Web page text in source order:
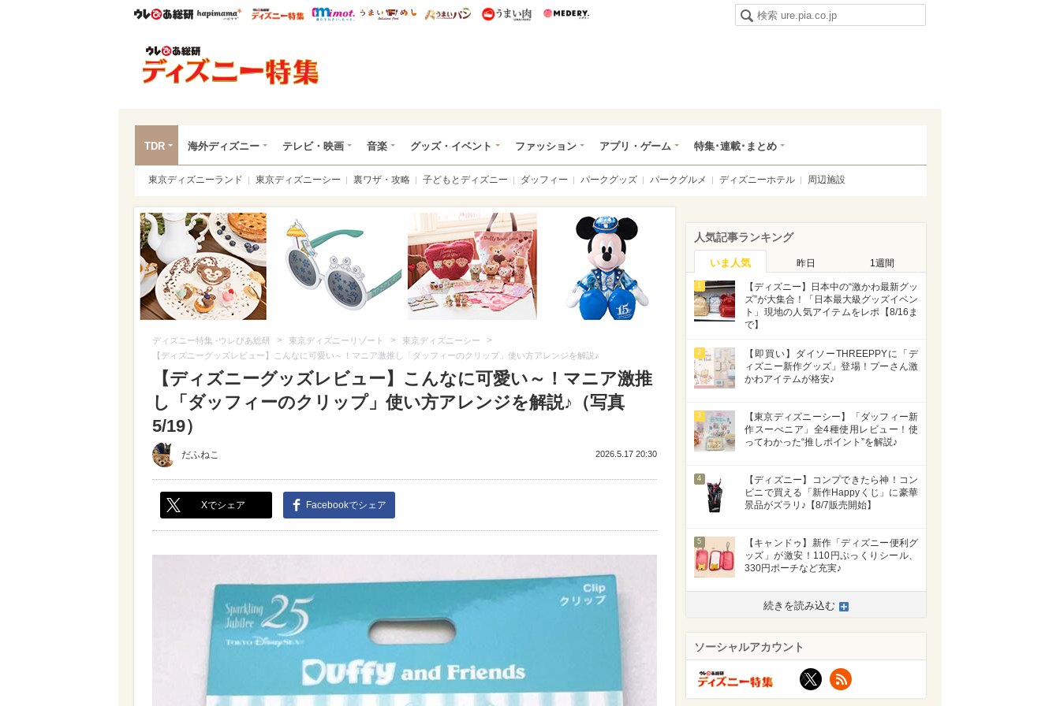
ウレぴあ総研ハピママ* ウレぴあ総研 ディズニー特集
mimot. うまいめし うまいパン うまい肉
TDR 海外ディズニー テレビ・映画 音楽 グッズ・イベント ファッション アプリ・ゲーム 特集･連載･まとめ
東京ディズニーランド 東京ディズニーシー 裏ワザ・攻略 子どもとディズニー ダッフィー パークグッズ パークグルメ ディズニーホテル 周辺施設
ディズニー特集 -ウレぴあ総研 > 東京ディズニーリゾート > 東京ディズニーシー >
【ディズニーグッズレビュー】こんなに可愛い～！マニア激推し「ダッフィーのクリップ」使い方アレンジを解説♪
【ディズニーグッズレビュー】こんなに可愛い～！マニア激推
し「ダッフィーのクリップ」使い方アレンジを解説♪（写真
5/19）
だふねこ 2026.5.17 20:30
Xでシェア Facebookでシェア
人気記事ランキング
いま人気 昨日 1週間
1
【ディズニー】日本中の“激かわ最新グッ
ズ”が大集合！「日本最大級グッズイベン
ト」現地の人気アイテムをレポ【8/16ま
で】
2
【即買い】ダイソーTHREEPPYに「デ
ィズニー新作グッズ」登場！プーさん激
かわアイテムが格安♪
3
【東京ディズニーシー】「ダッフィー新
作スーべニア」全4種使用レビュー！使
ってわかった“推しポイント”を解説♪
4
【ディズニー】コンプできたら神！コン
ビニで買える「新作Happyくじ」に豪華
景品がズラリ♪【8/7販売開始】
5
【キャンドゥ】新作「ディズニー便利グ
ッズ」が激安！110円ぷっくりシール、
330円ポーチなど充実♪
続きを読み込む
ソーシャルアカウント
X